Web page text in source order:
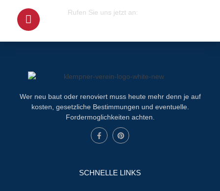
Rufen Sie uns jetzt an:
Wer neu baut oder renoviert muss heute mehr denn je auf
kosten, gesetzliche Bestimmungen und eventuelle.
Fordermoglichkeiten achten.
SCHNELLE LINKS